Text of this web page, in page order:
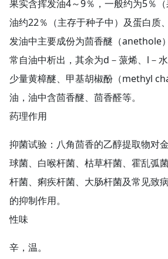
果实含挥发油4～9％，一般约为5％
油约22％（主存于种子中）及蛋白质
发油中主要成份为茴香醚（anethole
常自油中析出，其余为d－蒎烯、l－
少量黄樟醚、甲基胡椒酚（methyl
油，油中含茴香醚、茴香醛等。
药理作用
抑菌试验：八角茴香的乙醇提取物对
球菌、白喉杆菌、枯草杆菌、霍乱弧
杆菌、痢疾杆菌、大肠杆菌及常见致
的抑制作用。
性味
辛，温。